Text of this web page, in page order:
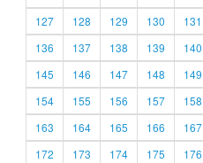
127
128 129 130 131
136
137 138 139 140
145
146 147 148 149
154
155 156 157 158
163
164 165 166 167
172
173 174 175 176